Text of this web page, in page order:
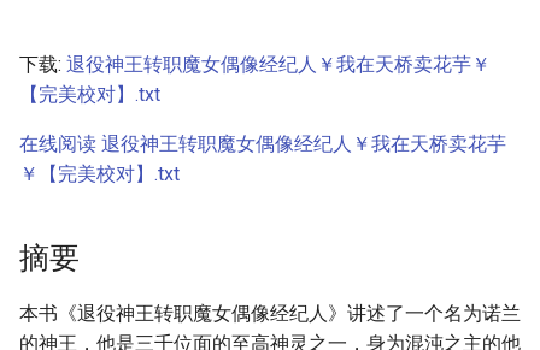
下载: 退役神王转职魔女偶像经纪人￥我在天桥卖花芋￥
【完美校对】.txt
在线阅读 退役神王转职魔女偶像经纪人￥我在天桥卖花芋
￥【完美校对】.txt
摘要
本书《退役神王转职魔女偶像经纪人》讲述了一个名为诺兰
的神王，他是三千位面的至高神灵之一，身为混沌之主的他